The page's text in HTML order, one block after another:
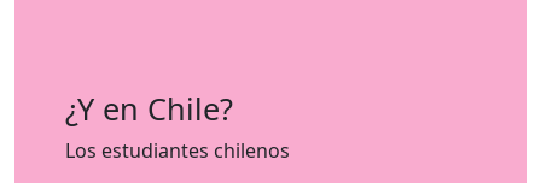
¿Y en Chile?
Los estudiantes chilenos